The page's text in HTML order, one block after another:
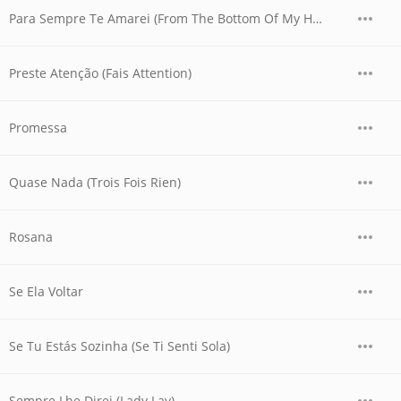
Para Sempre Te Amarei (From The Bottom Of My Heart)
Preste Atenção (Fais Attention)
Promessa
Quase Nada (Trois Fois Rien)
Rosana
Se Ela Voltar
Se Tu Estás Sozinha (Se Ti Senti Sola)